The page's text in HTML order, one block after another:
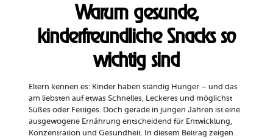
Warum gesunde,
kinderfreundliche Snacks so
wichtig sind
Eltern kennen es: Kinder haben ständig Hunger – und das
am liebsten auf etwas Schnelles, Leckeres und möglichst
Süßes oder Fettiges. Doch gerade in jungen Jahren ist eine
ausgewogene Ernährung entscheidend für Entwicklung,
Konzentration und Gesundheit. In diesem Beitrag zeigen